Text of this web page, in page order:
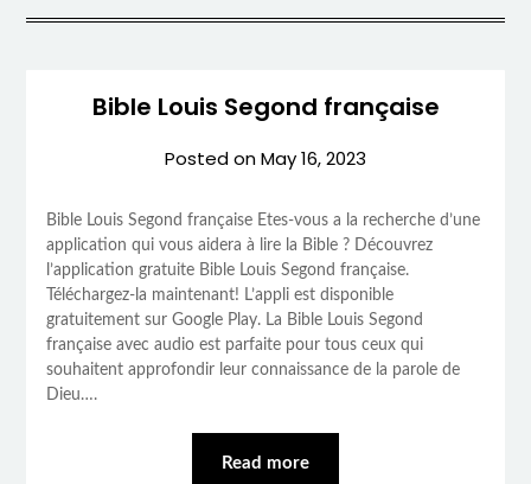
Bible Louis Segond française
Posted onMay 16, 2023
Bible Louis Segond française Etes-vous a la recherche d’une
application qui vous aidera à lire la Bible ? Découvrez
l’application gratuite Bible Louis Segond française.
Téléchargez-la maintenant! L’appli est disponible
gratuitement sur Google Play. La Bible Louis Segond
française avec audio est parfaite pour tous ceux qui
souhaitent approfondir leur connaissance de la parole de
Dieu….
Read more